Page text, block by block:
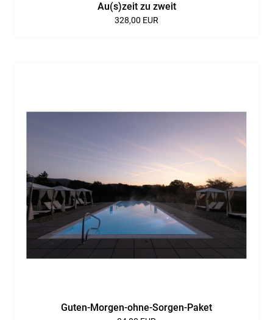
Au(s)zeit zu zweit
328,00 EUR
Guten-Morgen-ohne-Sorgen-Paket